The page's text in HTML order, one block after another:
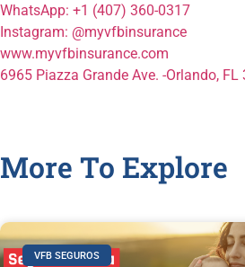
WhatsApp: +1 (407) 360-0317
Instagram: @myvfbinsurance
www.myvfbinsurance.com
6965 Piazza Grande Ave. -Orlando, FL
More To Explore
VFB SEGUROS